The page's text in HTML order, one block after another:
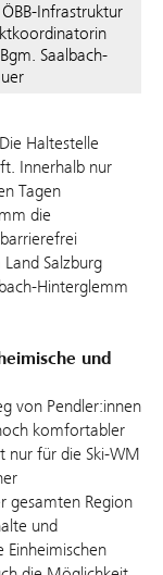
Infrastruktur
Saalbach-
Haltestelle
Innerhalb nur
Tagen
die
Salzburg
Hinterglemm
und
von Pendler:innen
komfortabler
nur für die Ski-WM
gesamten Region
und